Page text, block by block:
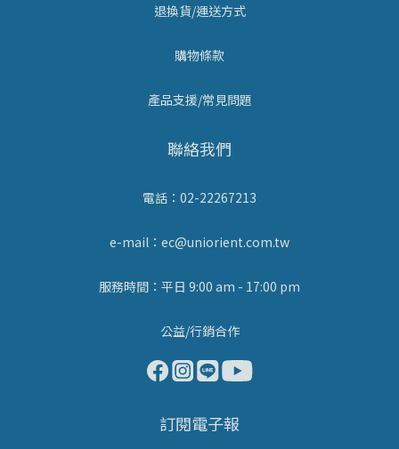
退換貨/運送方式
購物條款
產品支援/常見問題
聯絡我們
電話：02-22267213
e-mail：ec@uniorient.com.tw
服務時間：平日 9:00 am - 17:00 pm
公益/行銷合作
訂閱電子報